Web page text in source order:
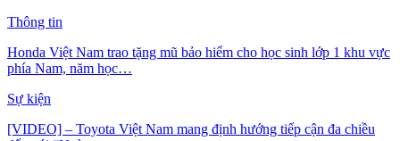
Thông tin
Honda Việt Nam trao tặng mũ bảo hiểm cho học sinh lớp 1 khu vực
phía Nam, năm học…
Sự kiện
[VIDEO] – Toyota Việt Nam mang định hướng tiếp cận đa chiều